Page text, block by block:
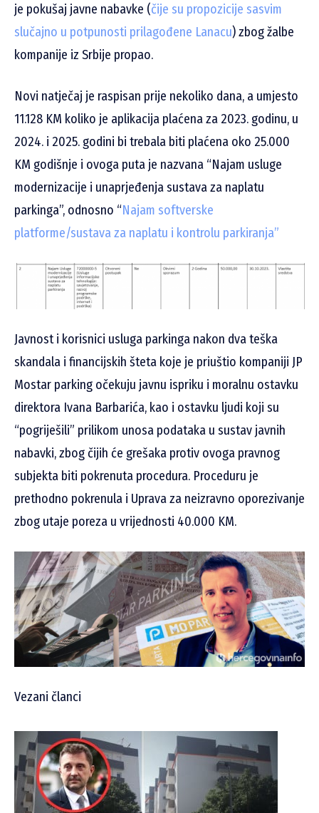
je pokušaj javne nabavke (čije su propozicije sasvim
slučajno u potpunosti prilagođene Lanacu) zbog žalbe
kompanije iz Srbije propao.
Novi natječaj je raspisan prije nekoliko dana, a umjesto
11.128 KM koliko je aplikacija plaćena za 2023. godinu, u
2024. i 2025. godini bi trebala biti plaćena oko 25.000
KM godišnje i ovoga puta je nazvana “Najam usluge
modernizacije i unaprjeđenja sustava za naplatu
parkinga”, odnosno “Najam softverske
platforme/sustava za naplatu i kontrolu parkiranja”
Javnost i korisnici usluga parkinga nakon dva teška
skandala i financijskih šteta koje je priuštio kompaniji JP
Mostar parking očekuju javnu ispriku i moralnu ostavku
direktora Ivana Barbarića, kao i ostavku ljudi koji su
“pogriješili” prilikom unosa podataka u sustav javnih
nabavki, zbog čijih će grešaka protiv ovoga pravnog
subjekta biti pokrenuta procedura. Proceduru je
prethodno pokrenula i Uprava za neizravno oporezivanje
zbog utaje poreza u vrijednosti 40.000 KM.
Vezani članci